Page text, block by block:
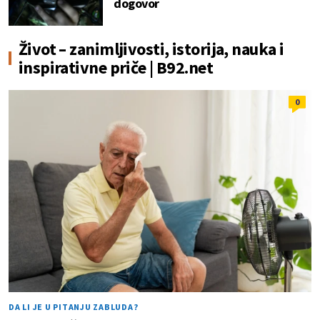
Život – zanimljivosti, istorija, nauka i
inspirativne priče | B92.net
0
DA LI JE U PITANJU ZABLUDA?